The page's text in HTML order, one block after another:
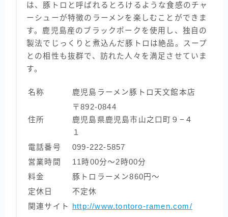
は、豚トロと呼ばれるとろけるような食感のチャ
ーシューが特徴のラーメンを楽しむことができま
す。鹿児島産のブラックポークを使用し、独自の
製法でじっくりと煮込んだ豚トロは絶品。スープ
との相性も抜群で、訪れた人々を満足させていま
す。
名称 鹿児島ラーメン豚トロ天文館本店
住所
〒892-0844
鹿児島県鹿児島市山之口町９−４
１
電話番号
099-222-5857
営業時間
11時00分～2時00分
料金
豚トロラーメン860円〜
定休日
不定休
関連サイト
http://www.tontoro-ramen.com/